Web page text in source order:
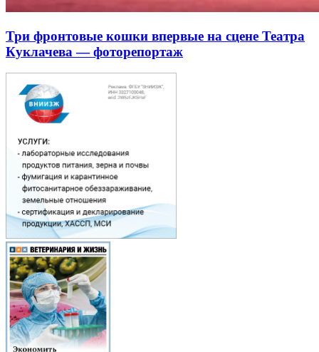
Три фронтовые кошки впервые на сцене Театра
Куклачева — фоторепортаж